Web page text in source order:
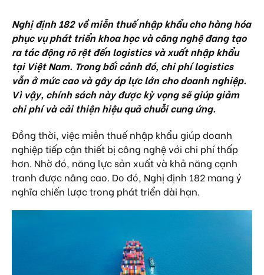
Nghị định 182 về miễn thuế nhập khẩu cho hàng hóa
phục vụ phát triển khoa học và công nghệ đang tạo
ra tác động rõ rệt đến logistics và xuất nhập khẩu
tại Việt Nam. Trong bối cảnh đó, chi phí logistics
vẫn ở mức cao và gây áp lực lớn cho doanh nghiệp.
Vì vậy, chính sách này được kỳ vọng sẽ giúp giảm
chi phí và cải thiện hiệu quả chuỗi cung ứng.
Đồng thời, việc miễn thuế nhập khẩu giúp doanh
nghiệp tiếp cận thiết bị công nghệ với chi phí thấp
hơn. Nhờ đó, năng lực sản xuất và khả năng cạnh
tranh được nâng cao. Do đó, Nghị định 182 mang ý
nghĩa chiến lược trong phát triển dài hạn.